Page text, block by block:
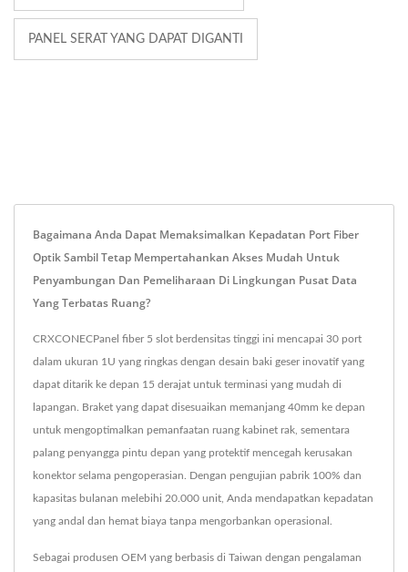
PANEL SERAT YANG DAPAT DIGANTI
Bagaimana Anda Dapat Memaksimalkan Kepadatan Port Fiber
Optik Sambil Tetap Mempertahankan Akses Mudah Untuk
Penyambungan Dan Pemeliharaan Di Lingkungan Pusat Data
Yang Terbatas Ruang?
CRXCONECPanel fiber 5 slot berdensitas tinggi ini mencapai 30 port
dalam ukuran 1U yang ringkas dengan desain baki geser inovatif yang
dapat ditarik ke depan 15 derajat untuk terminasi yang mudah di
lapangan. Braket yang dapat disesuaikan memanjang 40mm ke depan
untuk mengoptimalkan pemanfaatan ruang kabinet rak, sementara
palang penyangga pintu depan yang protektif mencegah kerusakan
konektor selama pengoperasian. Dengan pengujian pabrik 100% dan
kapasitas bulanan melebihi 20.000 unit, Anda mendapatkan kepadatan
yang andal dan hemat biaya tanpa mengorbankan operasional.
Sebagai produsen OEM yang berbasis di Taiwan dengan pengalaman